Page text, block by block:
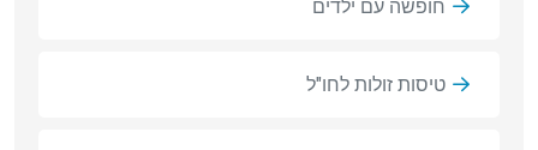
חופשה עם ילדים
טיסות זולות לחו"ל